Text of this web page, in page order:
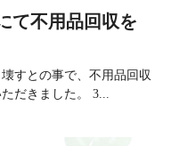
て不用品回収を
すとの事で、不用品回収
だきました。 3...